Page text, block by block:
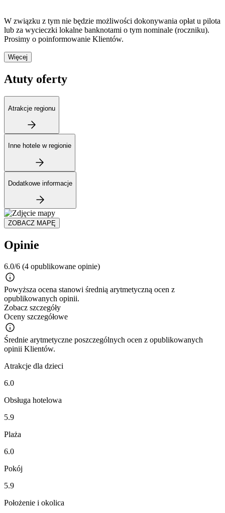
W związku z tym nie będzie możliwości dokonywania opłat u pilota
lub za wycieczki lokalne banknotami o tym nominale (roczniku).
Prosimy o poinformowanie Klientów.
Więcej
Atuty oferty
Atrakcje regionu
Inne hotele w regionie
Dodatkowe informacje
ZOBACZ MAPĘ
Opinie
6.0/6 (4 opublikowane opinie)
Powyższa ocena stanowi średnią arytmetyczną ocen z
opublikowanych opinii.
Zobacz szczegóły
Oceny szczegółowe
Średnie arytmetyczne poszczególnych ocen z opublikowanych
opinii Klientów.
Atrakcje dla dzieci
6.0
Obsługa hotelowa
5.9
Plaża
6.0
Pokój
5.9
Położenie i okolica